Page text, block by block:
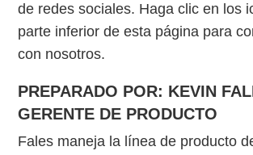
de redes sociales. Haga clic en los
parte inferior de esta página para
con nosotros.
PREPARADO POR: KEVIN
GERENTE DE PRODUCTO
Fales maneja la línea de producto